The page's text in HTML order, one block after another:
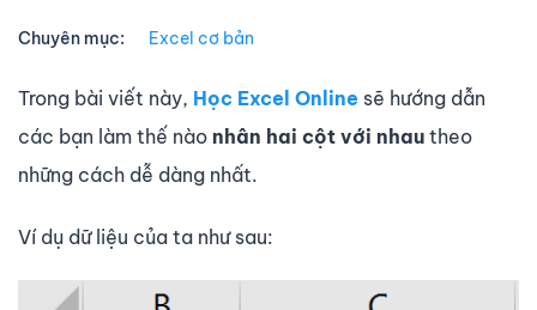
Chuyên mục: Excel cơ bản
Trong bài viết này, Học Excel Online sẽ hướng dẫn
các bạn làm thế nào nhân hai cột với nhau theo
những cách dễ dàng nhất.
Ví dụ dữ liệu của ta như sau: